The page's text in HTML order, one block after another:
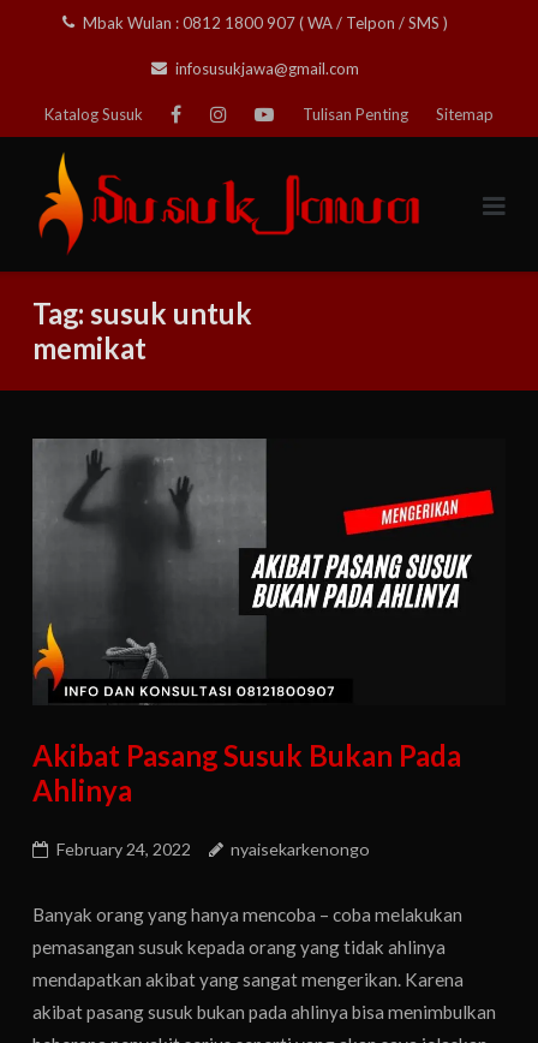
Mbak Wulan : 0812 1800 907 ( WA / Telpon / SMS )
infosusukjawa@gmail.com
Katalog Susuk Tulisan Penting Sitemap
Tag:susuk untuk
memikat
Akibat Pasang Susuk Bukan Pada
Ahlinya
February 24, 2022 nyaisekarkenongo
Banyak orang yang hanya mencoba – coba melakukan
pemasangan susuk kepada orang yang tidak ahlinya
mendapatkan akibat yang sangat mengerikan. Karena
akibat pasang susuk bukan pada ahlinya bisa menimbulkan